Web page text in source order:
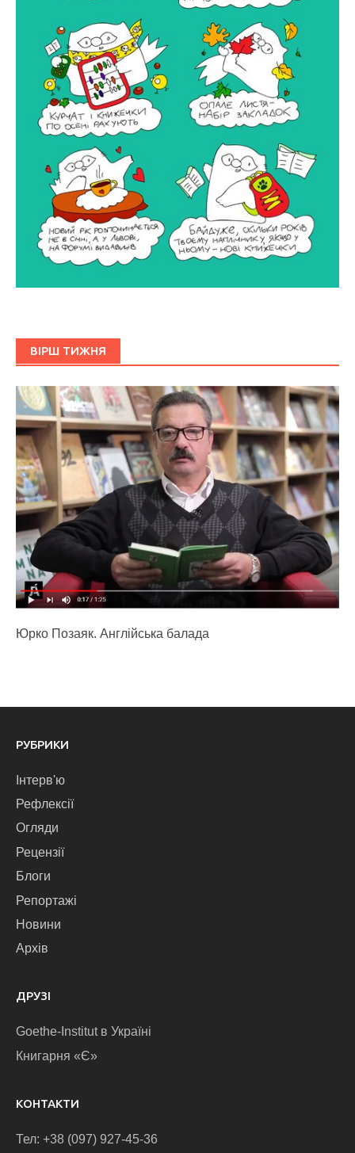
ВІРШ ТИЖНЯ
Юрко Позаяк. Англійська балада
РУБРИКИ
Інтерв'ю
Рефлексії
Огляди
Рецензії
Блоги
Репортажі
Новини
Архів
ДРУЗІ
Goethe-Institut в Україні
Книгарня «Є»
КОНТАКТИ
Тел: +38 (097) 927-45-36